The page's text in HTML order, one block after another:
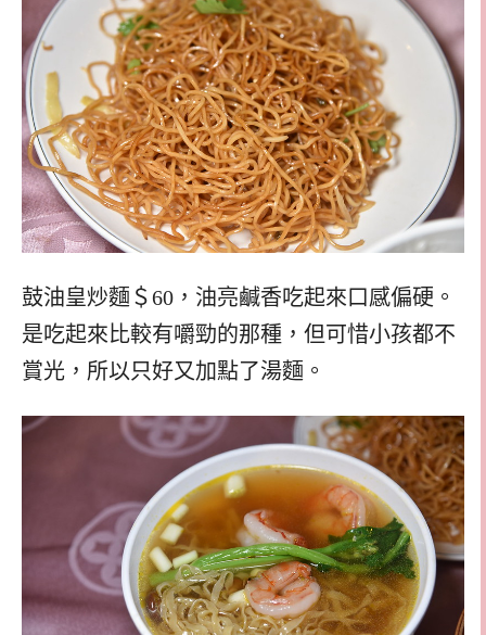
鼓油皇炒麵＄60，油亮鹹香吃起來口感偏硬。
是吃起來比較有嚼勁的那種，但可惜小孩都不
賞光，所以只好又加點了湯麵。